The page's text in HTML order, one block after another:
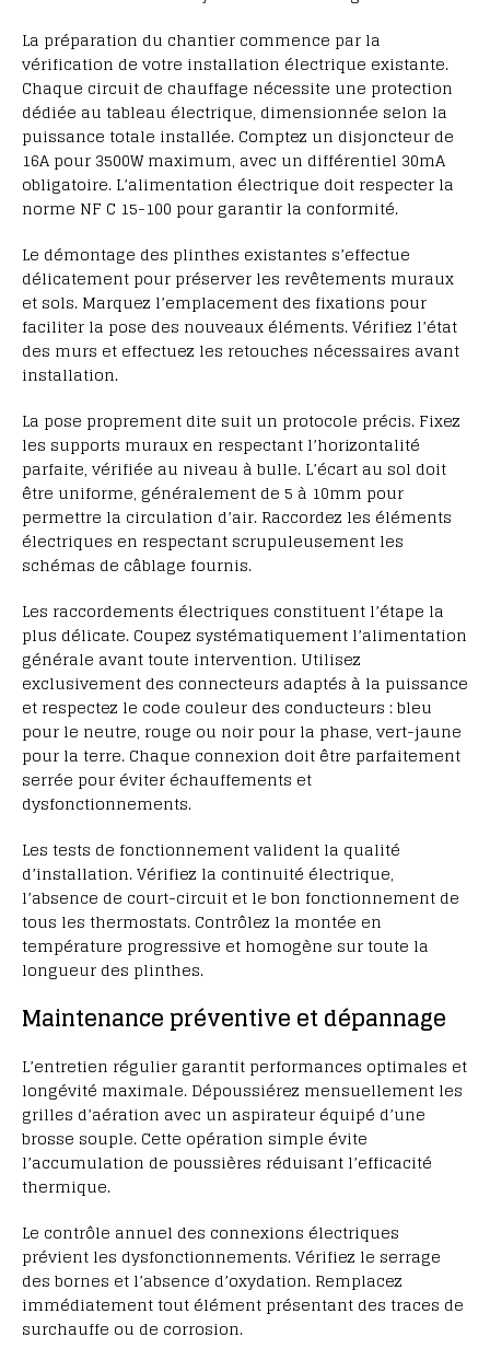
La préparation du chantier commence par la
vérification de votre installation électrique existante.
Chaque circuit de chauffage nécessite une protection
dédiée au tableau électrique, dimensionnée selon la
puissance totale installée. Comptez un disjoncteur de
16A pour 3500W maximum, avec un différentiel 30mA
obligatoire. L’alimentation électrique doit respecter la
norme NF C 15-100 pour garantir la conformité.
Le démontage des plinthes existantes s’effectue
délicatement pour préserver les revêtements muraux
et sols. Marquez l’emplacement des fixations pour
faciliter la pose des nouveaux éléments. Vérifiez l’état
des murs et effectuez les retouches nécessaires avant
installation.
La pose proprement dite suit un protocole précis. Fixez
les supports muraux en respectant l’horizontalité
parfaite, vérifiée au niveau à bulle. L’écart au sol doit
être uniforme, généralement de 5 à 10mm pour
permettre la circulation d’air. Raccordez les éléments
électriques en respectant scrupuleusement les
schémas de câblage fournis.
Les raccordements électriques constituent l’étape la
plus délicate. Coupez systématiquement l’alimentation
générale avant toute intervention. Utilisez
exclusivement des connecteurs adaptés à la puissance
et respectez le code couleur des conducteurs : bleu
pour le neutre, rouge ou noir pour la phase, vert-jaune
pour la terre. Chaque connexion doit être parfaitement
serrée pour éviter échauffements et
dysfonctionnements.
Les tests de fonctionnement valident la qualité
d’installation. Vérifiez la continuité électrique,
l’absence de court-circuit et le bon fonctionnement de
tous les thermostats. Contrôlez la montée en
température progressive et homogène sur toute la
longueur des plinthes.
Maintenance préventive et dépannage
L’entretien régulier garantit performances optimales et
longévité maximale. Dépoussiérez mensuellement les
grilles d’aération avec un aspirateur équipé d’une
brosse souple. Cette opération simple évite
l’accumulation de poussières réduisant l’efficacité
thermique.
Le contrôle annuel des connexions électriques
prévient les dysfonctionnements. Vérifiez le serrage
des bornes et l’absence d’oxydation. Remplacez
immédiatement tout élément présentant des traces de
surchauffe ou de corrosion.